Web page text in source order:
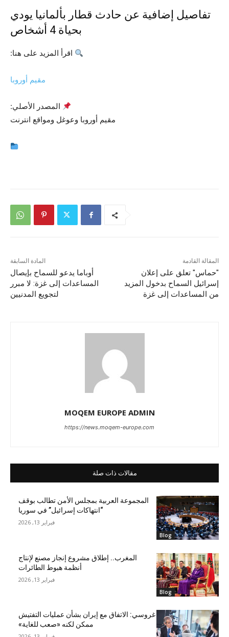
تفاصيل إضافية عن حادث قطار بألمانيا يودي
بحياة 4 أشخاص
اقرأ المزيد على هنا:
مقيم أوروبا
المصدر الأصلي:
مقيم أوروبا وعوغل ومواقع انترنت
المادة السابقة
أوباما يدعو للسماح بإيصال
المساعدات إلى غزة: لا مبرر
لتجويع المدنيين
المقالة القادمة
"حماس" تعلق على إعلان
إسرائيل السماح بدخول المزيد
من المساعدات إلى غزة
MOQEM EUROPE ADMIN
https://news.moqem-europe.com
مقالات ذات صلة
Blog
المجموعة العربية بمجلس الأمن تطالب بوقف
“انتهاكات إسرائيل” في سوريا
فبراير 13, 2026
Blog
المغرب.. إطلاق مشروع إنجاز مصنع لإنتاج
أنظمة هبوط الطائرات
فبراير 13, 2026
غروسي: الاتفاق مع إيران بشأن عمليات التفتيش
ممكن لكنه «صعب للغاية»